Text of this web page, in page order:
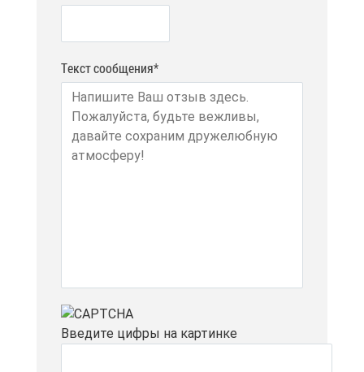
Текст сообщения*
Вве­ди­те циф­ры на кар­тин­ке